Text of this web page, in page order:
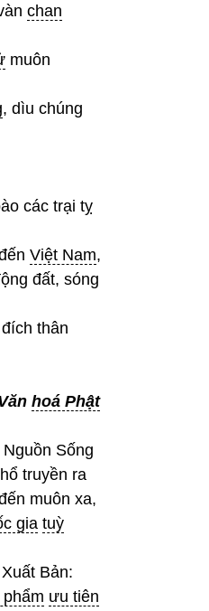
chan
muôn
, dìu chúng
các trại tỵ
Việt Nam,
đất, sóng
thân
hoá Phật
Nguồn Sống
truyền ra
muôn xa,
gia tuỳ
Bản:
ưu tiên